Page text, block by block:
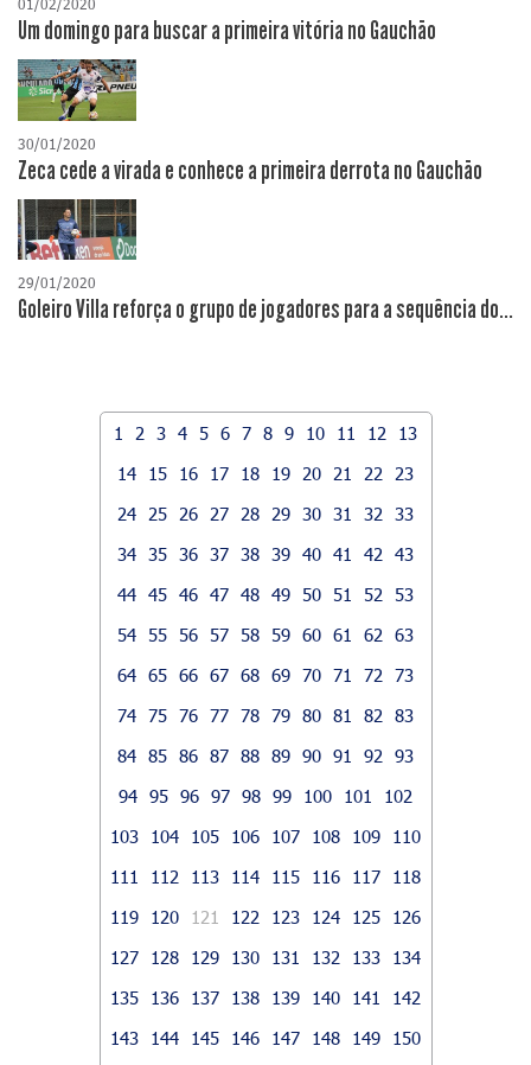
01/02/2020
Um domingo para buscar a primeira vitória no Gauchão
30/01/2020
Zeca cede a virada e conhece a primeira derrota no Gauchão
29/01/2020
Goleiro Villa reforça o grupo de jogadores para a sequência do...
1 2 3 4 5 6 7 8 9 10 11 12
13
14
15 16 17 18 19 20 21 22
23
24
25 26 27 28 29 30 31 32
33
34 35 36 37 38 39 40 41 42
43
44 45 46 47 48 49 50 51 52
53
54 55 56 57 58 59 60 61 62
63
64 65 66 67 68 69 70 71 72
73
74 75 76 77 78 79 80 81 82
83
84 85 86 87 88 89 90 91 92
93
94 95 96 97 98 99 100 101
102
103
104 105 106 107 108 109
110
111
112 113 114 115 116 117
118
119
120 121 122 123 124 125
126
127
128 129 130 131 132 133
134
135
136 137 138 139 140 141
142
143
144 145 146 147 148 149
150